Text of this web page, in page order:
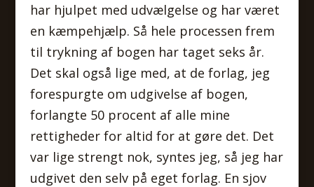
har hjulpet med udvælgelse og har været
en kæmpehjælp. Så hele processen frem
til trykning af bogen har taget seks år.
Det skal også lige med, at de forlag, jeg
forespurgte om udgivelse af bogen,
forlangte 50 procent af alle mine
rettigheder for altid for at gøre det. Det
var lige strengt nok, syntes jeg, så jeg har
udgivet den selv på eget forlag. En sjov